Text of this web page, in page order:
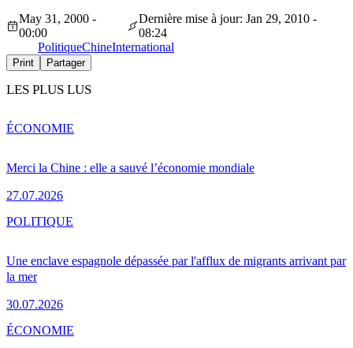
May 31, 2000 -
00:00
Dernière mise à jour: Jan 29, 2010 -
08:24
PolitiqueChineInternational
Print Partager
LES PLUS LUS
Merci la Chine : elle a sauvé l’économie mondiale
27.07.2026
ÉCONOMIE
Une enclave espagnole dépassée par l'afflux de migrants arrivant par
la mer
30.07.2026
POLITIQUE
ÉCONOMIE